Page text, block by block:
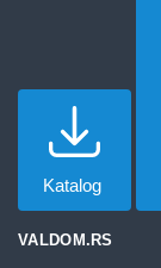
Katalog
VALDOM.RS